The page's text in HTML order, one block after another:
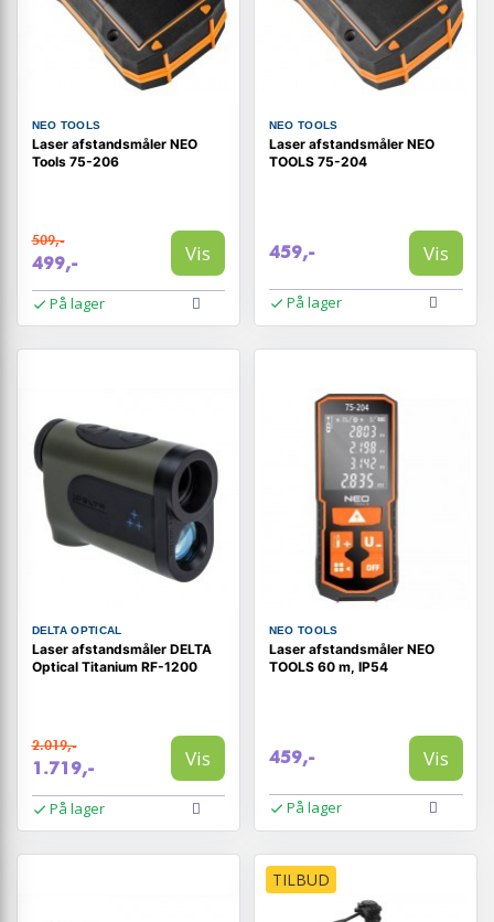
NEO TOOLS
Laser afstandsmåler NEO
Tools 75-206
509,-
499,- Vis
På lager
NEO TOOLS
Laser afstandsmåler NEO
TOOLS 75-204
459,- Vis
På lager
DELTA OPTICAL
Laser afstandsmåler DELTA
Optical Titanium RF-1200
2.019,-
1.719,- Vis
På lager
NEO TOOLS
Laser afstandsmåler NEO
TOOLS 60 m, IP54
459,- Vis
På lager
TILBUD